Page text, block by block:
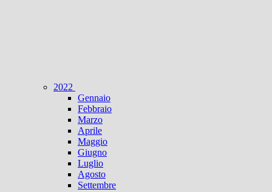
2022
Gennaio
Febbraio
Marzo
Aprile
Maggio
Giugno
Luglio
Agosto
Settembre